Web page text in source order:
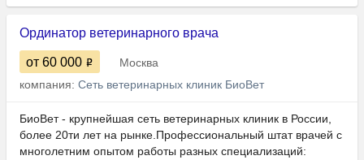
Ординатор ветеринарного врача
от 60 000
Москва
компания: Сеть ветеринарных клиник БиоВет
БиоВет - крупнейшая сеть ветеринарных клиник в России,
более 20ти лет на рынке.Профессиональный штат врачей с
многолетним опытом работы разных специализаций: